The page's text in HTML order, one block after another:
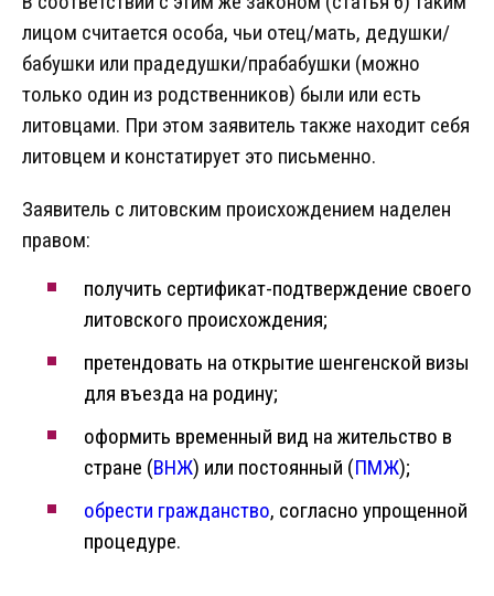
лицом считается особа, чьи отец/мать, дедушки/
бабушки или прадедушки/прабабушки (можно
только один из родственников) были или есть
литовцами. При этом заявитель также находит себя
литовцем и констатирует это письменно.
Заявитель с литовским происхождением наделен
правом:
получить сертификат-подтверждение своего
литовского происхождения;
претендовать на открытие шенгенской визы
для въезда на родину;
оформить временный вид на жительство в
стране (ВНЖ) или постоянный (ПМЖ);
обрести гражданство, согласно упрощенной
процедуре.